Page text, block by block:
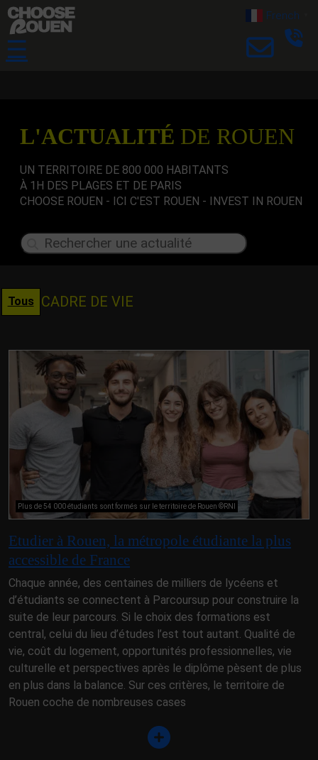
☰
French
L'ACTUALITÉ DE ROUEN
UN TERRITOIRE DE 800 000 HABITANTS
À 1H DES PLAGES ET DE PARIS
CHOOSE ROUEN - ICI C'EST ROUEN - INVEST IN ROUEN
Tous CADRE DE VIE
Plus de 54 000 étudiants sont formés sur le territoire de Rouen ©RNI
Etudier à Rouen, la métropole étudiante la plus
accessible de France
Chaque année, des centaines de milliers de lycéens et
d’étudiants se connectent à Parcoursup pour construire la
suite de leur parcours. Si le choix des formations est
central, celui du lieu d’études l’est tout autant. Qualité de
vie, coût du logement, opportunités professionnelles, vie
culturelle et perspectives après le diplôme pèsent de plus
en plus dans la balance. Sur ces critères, le territoire de
Rouen coche de nombreuses cases